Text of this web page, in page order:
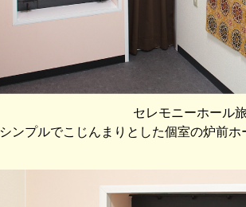
セレモニーホール
シンプルでこじんまりとした個室の炉前